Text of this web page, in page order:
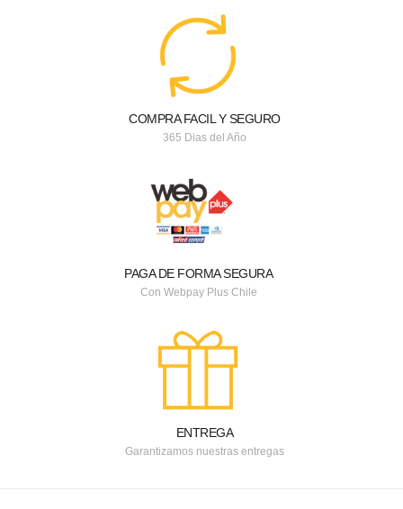
COMPRA FACIL Y SEGURO
365 Dias del Año
PAGA DE FORMA SEGURA
Con Webpay Plus Chile
ENTREGA
Garantizamos nuestras entregas